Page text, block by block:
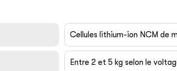
Cellules lithium-ion NCM de
Entre 2 et 5 kg selon le